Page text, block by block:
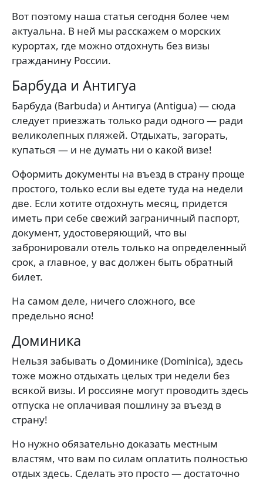
Вот поэтому наша статья сегодня более чем
актуальна. В ней мы расскажем о морских
курортах, где можно отдохнуть без визы
гражданину России.
Барбуда и Антигуа
Барбуда (Barbuda) и Антигуа (Antigua) — сюда
следует приезжать только ради одного — ради
великолепных пляжей. Отдыхать, загорать,
купаться — и не думать ни о какой визе!
Оформить документы на въезд в страну проще
простого, только если вы едете туда на недели
две. Если хотите отдохнуть месяц, придется
иметь при себе свежий заграничный паспорт,
документ, удостоверяющий, что вы
забронировали отель только на определенный
срок, а главное, у вас должен быть обратный
билет.
На самом деле, ничего сложного, все
предельно ясно!
Доминика
Нельзя забывать о Доминике (Dominica), здесь
тоже можно отдыхать целых три недели без
всякой визы. И россияне могут проводить здесь
отпуска не оплачивая пошлину за въезд в
страну!
Но нужно обязательно доказать местным
властям, что вам по силам оплатить полностью
отдых здесь. Сделать это просто — достаточно